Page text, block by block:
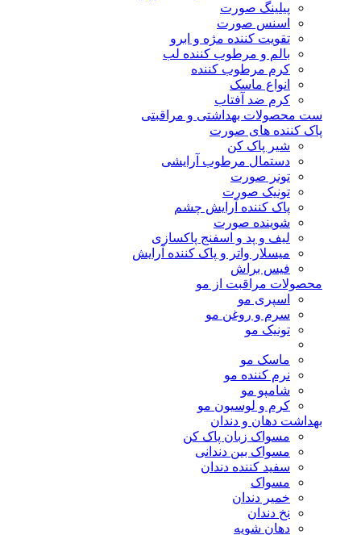
پیلینگ صورت
اسنس صورت
تقویت کننده مژه و ابرو
بالم و مرطوب کننده لب
کرم مرطوب کننده
انواع ماسک
کرم ضد آفتاب
ست محصولات بهداشتی و مراقبتی
پاک کننده های صورت
شیر پاک کن
دستمال مرطوب آرایشی
تونر صورت
تونیک صورت
پاک کننده آرایش چشم
شوینده صورت
لیف و پد و اسفنج پاکسازی
میسلار واتر و پاک کننده آرایش
فیس براش
محصولات مراقبت از مو
اسپری مو
سرم و روغن مو
تونیک مو
ماسک مو
نرم کننده مو
شامپو مو
کرم و لوسیون مو
بهداشت دهان و دندان
مسواک زبان پاک کن
مسواک بین دندانی
سفید کننده دندان
مسواک
خمیر دندان
نخ دندان
دهان شویه